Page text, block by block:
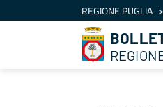
Skip to ContentREGIONE PUGLIA